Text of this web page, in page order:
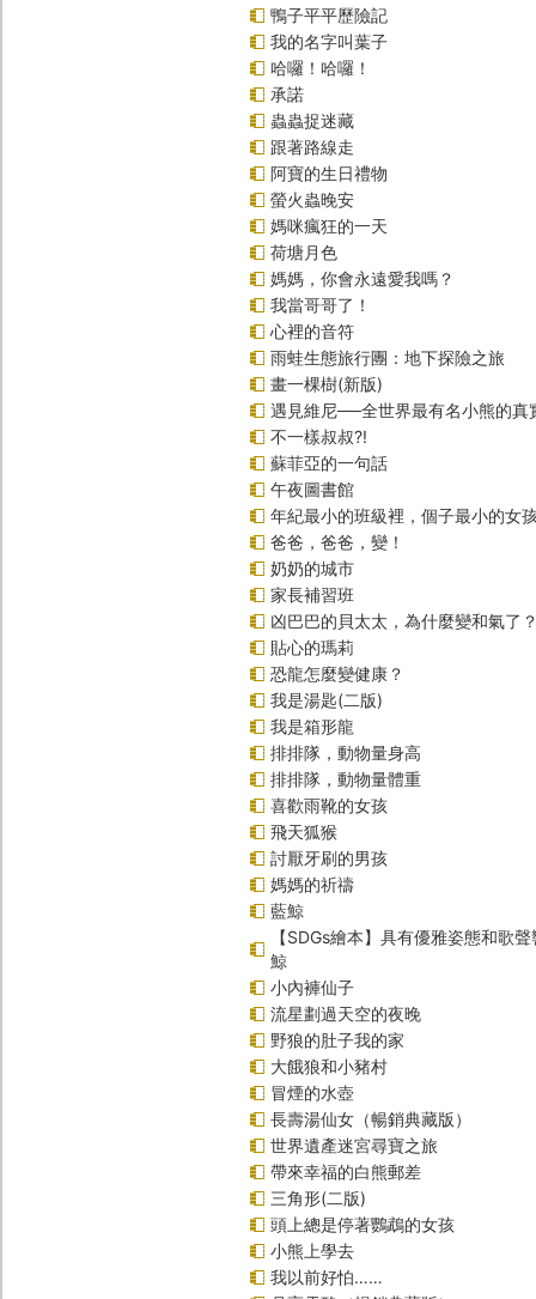
鴨子平平歷險記
我的名字叫葉子
哈囉！哈囉！
承諾
蟲蟲捉迷藏
跟著路線走
阿寶的生日禮物
螢火蟲晚安
媽咪瘋狂的一天
荷塘月色
媽媽，你會永遠愛我嗎？
我當哥哥了！
心裡的音符
雨蛙生態旅行團：地下探險之旅
畫一棵樹(新版)
遇見維尼──全世界最有名小熊的真
不一樣叔叔?!
蘇菲亞的一句話
午夜圖書館
年紀最小的班級裡，個子最小的女
爸爸，爸爸，變！
奶奶的城市
家長補習班
凶巴巴的貝太太，為什麼變和氣了
貼心的瑪莉
恐龍怎麼變健康？
我是湯匙(二版)
我是箱形龍
排排隊，動物量身高
排排隊，動物量體重
喜歡雨靴的女孩
飛天狐猴
討厭牙刷的男孩
媽媽的祈禱
藍鯨
【SDGs繪本】具有優雅姿態和歌
鯨
小內褲仙子
流星劃過天空的夜晚
野狼的肚子我的家
大餓狼和小豬村
冒煙的水壺
長壽湯仙女（暢銷典藏版）
世界遺產迷宮尋寶之旅
帶來幸福的白熊郵差
三角形(二版)
頭上總是停著鸚鵡的女孩
小熊上學去
我以前好怕……